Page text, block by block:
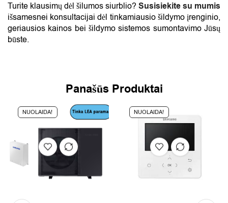
Turite klausimų dėl šilumos siurblio? Susisiekite su mumis
išsamesnei konsultacijai dėl tinkamiausio šildymo įrenginio,
geriausios kainos bei šildymo sistemos sumontavimo Jūsų
būste.
Panašūs Produktai
NUOLAIDA! NUOLAIDA!